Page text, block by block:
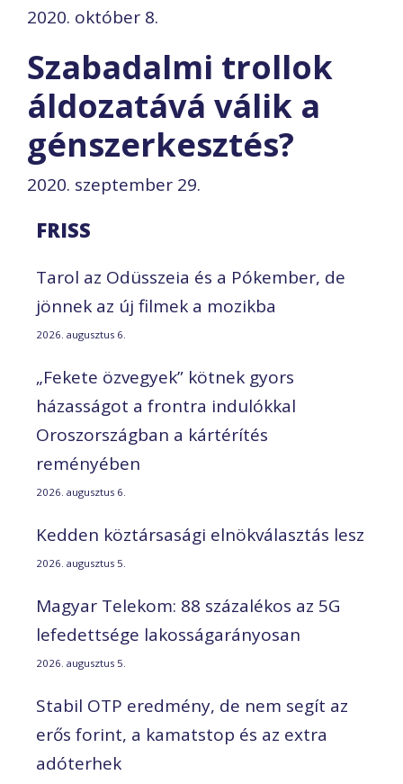
2020. október 8.
Szabadalmi trollok
áldozatává válik a
génszerkesztés?
2020. szeptember 29.
FRISS
Tarol az Odüsszeia és a Pókember, de
jönnek az új filmek a mozikba
2026. augusztus 6.
„Fekete özvegyek” kötnek gyors
házasságot a frontra indulókkal
Oroszországban a kártérítés
reményében
2026. augusztus 6.
Kedden köztársasági elnökválasztás lesz
2026. augusztus 5.
Magyar Telekom: 88 százalékos az 5G
lefedettsége lakosságarányosan
2026. augusztus 5.
Stabil OTP eredmény, de nem segít az
erős forint, a kamatstop és az extra
adóterhek